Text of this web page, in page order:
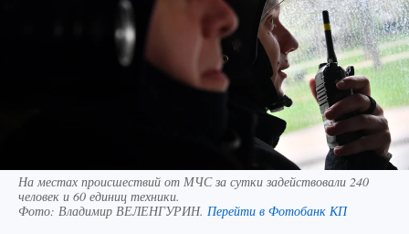
На местах происшествий от МЧС за сутки задействовали 240
человек и 60 единиц техники.
Фото: Владимир ВЕЛЕНГУРИН. Перейти в Фотобанк КП